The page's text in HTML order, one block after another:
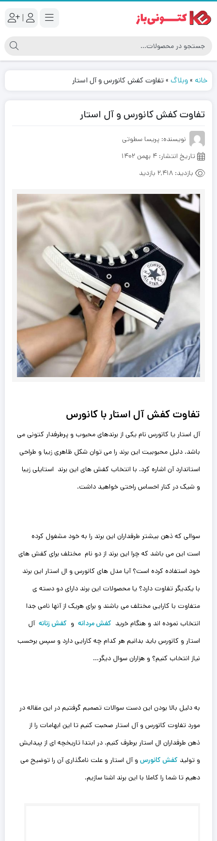
|
خانه »وبلاگ »تفاوت کفش کانورس و آل استار
تفاوت کفش کانورس و آل استار
نویسنده: پریسا سطوتی
تاریخ انتشار: ۴ بهمن ۱۴۰۲
بازدید: 2,418 بازدید
تفاوت کفش آل استار با کانورس
آل استار یا کانورس نام یکی از برندهای محبوب و پرطرفدار کتونی می
باشد. دلیل محبوبیت این برند را می توان شکل ظاهری زیبا و طراحی
استاندارد آن اشاره کرد. با انتخاب کفش های این برند استایلی زیبا
و شیک در کنار احساس راحتی خواهید داشت.
سوالی که ذهن بیشتر طرفداران این برند را به خود مشغول کرده
است این می باشد که چرا این برند از دو نام مختلف برای کفش های
خود استفاده کرده است؟ آیا مدل های کانورس و ال استار این برند
با یکدیگر تفاوت دارد؟ یا محصولات این برند دارای دو دسته ی
متفاوت با کارایی مختلف می باشند و برای هریک از آنها نامی جدا
انتخاب نموده اند و هنگام ‌خرید کفش مردانه و کفش زنانه آل
استار و کانورس باید بدانیم هر کدام چه کارایی دارد و سپس برحسب
نیاز انتخاب کنیم؟ و هزاران سوال دیگر…
به دلیل بالا بودن این دست سوالات تصمیم‌ گرفتیم در این مقاله در
مورد تفاوت کانورس و آل استار صحبت کنیم تا این ابهامات را از
ذهن طرفداران ال استار برطرف کنیم.‌ در ابتدا تاریخچه ای از پیدایش
و تولید کفش کانورس و آل استار و علت نامگذاری آن را توضیح می
دهیم تا شما را کاملا با این برند اشنا سازیم.